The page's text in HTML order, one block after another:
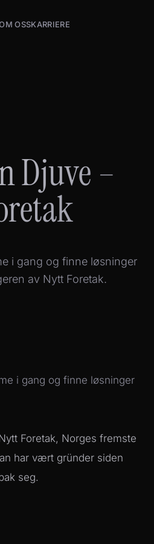
OSSKARRIERE
Djuve –
i gang og finne løsninger
av Nytt Foretak.
i gang og finne løsninger
Foretak, Norges fremste
har vært gründer siden
seg.